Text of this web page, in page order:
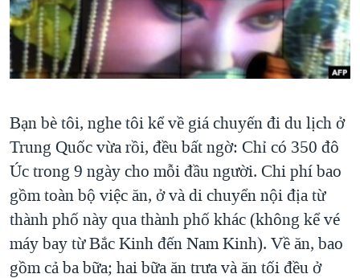
"Tìm"NGƯỜI VIỆT HẢI NGOẠI
ĐỜI SỐNG
KINH TẾ
SỨC KHOẺ
THỂ THAO
GIÁO DỤC
TẠI
HÀNH TRÌNH BẦU CỬ 2024
MỘT NĂM CHIẾN TRANH TẠI DẢI GAZA
NGÀY TỊ NẠN THẾ GIỚI
TRỊNH VĨNH BÌNH - NGƯỜI HẠ 'BÊN THẮNG CUỘC'
GROUND ZERO – XƯA VÀ NAY
CHI PHÍ CHIẾN TRANH AFGHANISTAN
CÁC GIÁ TRỊ CỘNG HÒA Ở VIỆT NAM
THƯỢNG ĐỈNH TRUMP-KIM TẠI VIỆT NAM
VIDEO
NGHE
Ngôn ngữ khác
Bạn bè tôi, nghe tôi kể về giá chuyến đi du lịch ở
Trung Quốc vừa rồi, đều bất ngờ: Chỉ có 350 đô
Úc trong 9 ngày cho mỗi đầu người. Chi phí bao
gồm toàn bộ việc ăn, ở và di chuyển nội địa từ
thành phố này qua thành phố khác (không kể vé
máy bay từ Bắc Kinh đến Nam Kinh). Về ăn, bao
gồm cả ba bữa; hai bữa ăn trưa và ăn tối đều ở